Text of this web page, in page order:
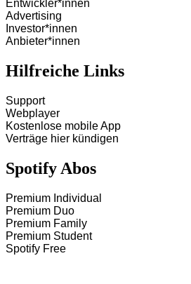
Entwickler*innen
Advertising
Investor*innen
Anbieter*innen
Hilfreiche Links
Support
Webplayer
Kostenlose mobile App
Verträge hier kündigen
Spotify Abos
Premium Individual
Premium Duo
Premium Family
Premium Student
Spotify Free